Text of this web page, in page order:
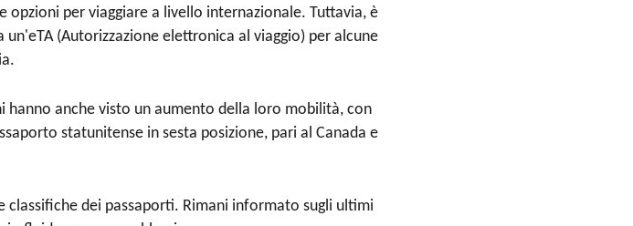
opzioni per viaggiare a livello internazionale. Tuttavia, è
(Autorizzazione elettronica al viaggio) per alcune
anche visto un aumento della loro mobilità, con
statunitense in sesta posizione, pari al Canada e
dei passaporti. Rimani informato sugli ultimi